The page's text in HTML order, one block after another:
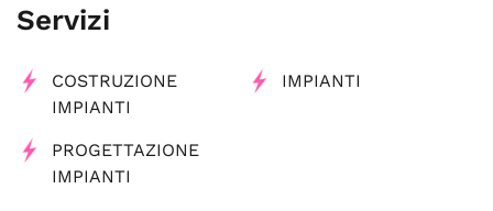
Servizi
COSTRUZIONE
IMPIANTI
IMPIANTI
PROGETTAZIONE
IMPIANTI